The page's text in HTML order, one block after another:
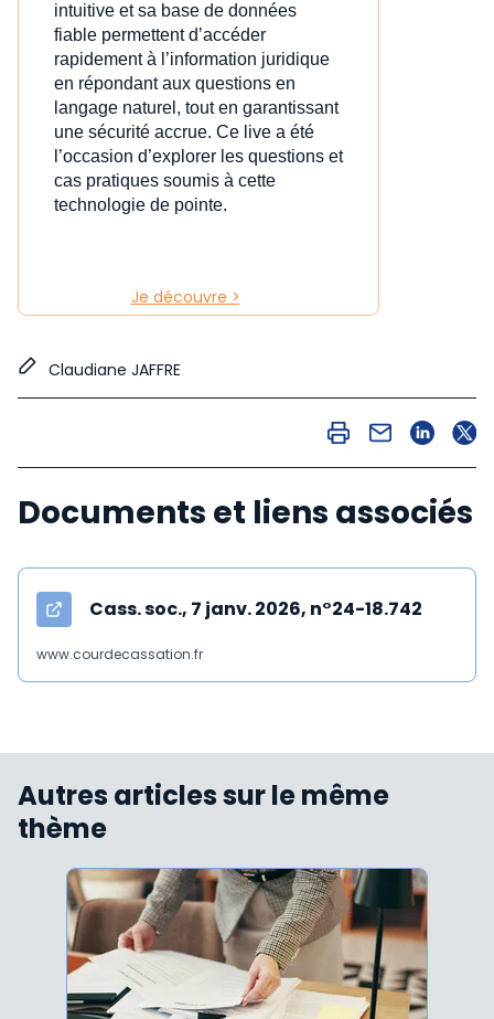
intuitive et sa base de données
fiable permettent d’accéder
rapidement à l’information juridique
en répondant aux questions en
langage naturel, tout en garantissant
une sécurité accrue. Ce live a été
l’occasion d’explorer les questions et
cas pratiques soumis à cette
technologie de pointe.
Je découvre >
Claudiane JAFFRE
Documents et liens associés
Cass. soc., 7 janv. 2026, n°24-18.742
www.courdecassation.fr
Autres articles sur le même
thème